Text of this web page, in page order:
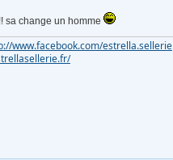
sa change un homme
www.facebook.com/estrella.sellerie